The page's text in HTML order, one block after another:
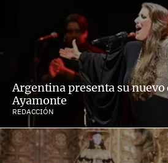
Argentina presenta su nuevo
Ayamonte
REDACCIÓN